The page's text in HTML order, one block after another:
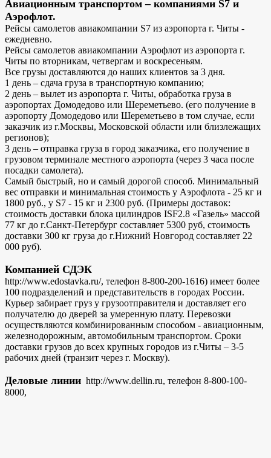
Авиационным транспортом – компаниями S7 и
Аэрофлот.
Рейсы самолетов авиакомпании S7 из аэропорта г. Читы -
ежедневно.
Рейсы самолетов авиакомпании Аэрофлот из аэропорта г.
Читы по вторникам, четвергам и воскресеньям.
Все грузы доставляются до наших клиентов за 3 дня.
1 день – сдача груза в транспортную компанию;
2 день – вылет из аэропорта г. Читы, обработка груза в
аэропортах Домодедово или Шереметьево. (его получение в
аэропорту Домодедово или Шереметьево в том случае, если
заказчик из г.Москвы, Московской области или близлежащих
регионов);
3 день – отправка груза в город заказчика, его получение в
грузовом терминале местного аэропорта (через 3 часа после
посадки самолета).
Самый быстрый, но и самый дорогой способ. Минимальный
вес отправки и минимальная стоимость у Аэрофлота - 25 кг и
1800 руб., у S7 - 15 кг и 2300 руб. (Примеры доставок:
стоимость доставки блока цилиндров ISF2.8 «Газель» массой
77 кг до г.Санкт-Петербург составляет 5300 руб, стоимость
доставки 300 кг груза до г.Нижний Новгород составляет 22
000 руб).
Компанией СДЭК
http://www.edostavka.ru/, телефон 8-800-200-1616) имеет более
100 подразделений и представительств в городах России.
Курьер забирает груз у грузоотправителя и доставляет его
получателю до дверей за умеренную плату. Перевозки
осуществляются комбинированным способом - авиационным,
железнодорожным, автомобильным транспортом. Сроки
доставки грузов до всех крупных городов из г.Читы – 3-5
рабочих дней (транзит через г. Москву).
Деловые линии http://www.dellin.ru, телефон 8-800-100-
8000,